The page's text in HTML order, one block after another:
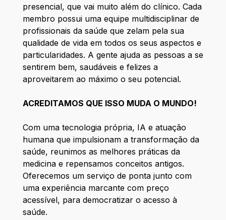
presencial, que vai muito além do clínico. Cada
membro possui uma equipe multidisciplinar de
profissionais da saúde que zelam pela sua
qualidade de vida em todos os seus aspectos e
particularidades. A gente ajuda as pessoas a se
sentirem bem, saudáveis e felizes a
aproveitarem ao máximo o seu potencial.
ACREDITAMOS QUE ISSO MUDA O MUNDO!
Com uma tecnologia própria, IA e atuação
humana que impulsionam a transformação da
saúde, reunimos as melhores práticas da
medicina e repensamos conceitos antigos.
Oferecemos um serviço de ponta junto com
uma experiência marcante com preço
acessível, para democratizar o acesso à
saúde.